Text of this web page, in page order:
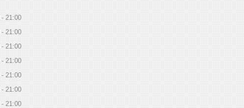
21:00
21:00
21:00
21:00
21:00
21:00
21:00